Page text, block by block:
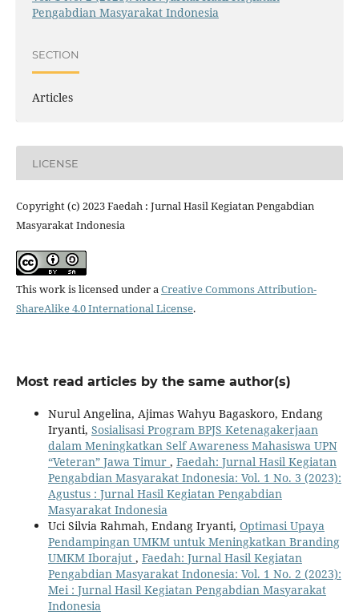
Pengabdian Masyarakat Indonesia
SECTION
Articles
LICENSE
Copyright (c) 2023 Faedah : Jurnal Hasil Kegiatan Pengabdian
Masyarakat Indonesia
This work is licensed under aCreative Commons Attribution-
ShareAlike 4.0 International License.
Most read articles by the same author(s)
Nurul Angelina, Ajimas Wahyu Bagaskoro, Endang
Iryanti, Sosialisasi Program BPJS Ketenagakerjaan
dalam Meningkatkan Self Awareness Mahasiswa UPN
“Veteran” Jawa Timur , Faedah: Jurnal Hasil Kegiatan
Pengabdian Masyarakat Indonesia: Vol. 1 No. 3 (2023):
Agustus : Jurnal Hasil Kegiatan Pengabdian
Masyarakat Indonesia
Uci Silvia Rahmah, Endang Iryanti, Optimasi Upaya
Pendampingan UMKM untuk Meningkatkan Branding
UMKM Iborajut , Faedah: Jurnal Hasil Kegiatan
Pengabdian Masyarakat Indonesia: Vol. 1 No. 2 (2023):
Mei : Jurnal Hasil Kegiatan Pengabdian Masyarakat
Indonesia